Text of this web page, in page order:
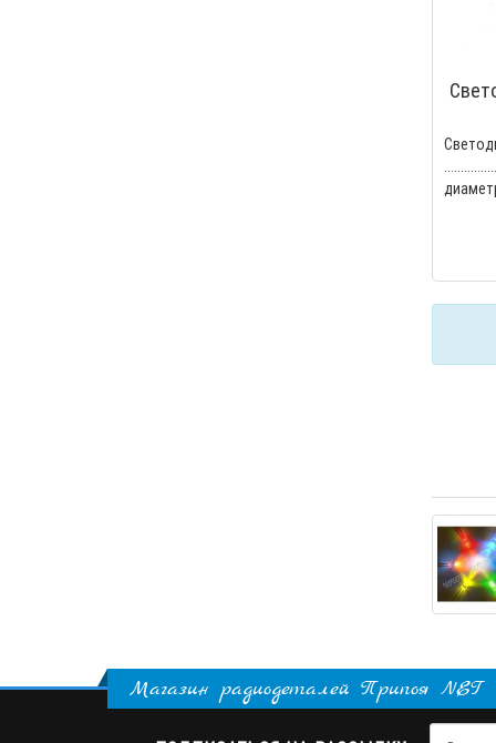
Магазин радиодеталей Припоя NET